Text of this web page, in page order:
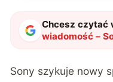
Chcesz czytać
wiadomość –
przenośną.
Sony szykuje nowy